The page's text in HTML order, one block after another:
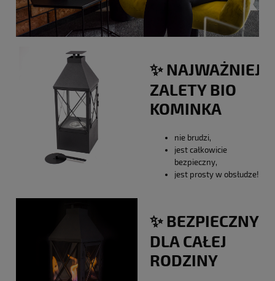
✨
ZALETY BIO
KOMINKA
nie brudzi,
jest całkowicie
bezpieczny,
jest prosty w obsłudze!
✨ BEZPIECZNY
DLA CAŁEJ
RODZINY